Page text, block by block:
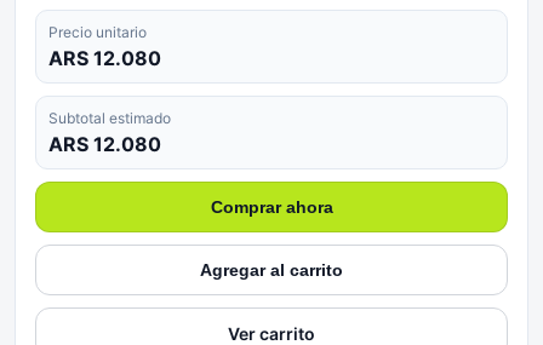
Precio unitario
ARS 12.080
Subtotal estimado
ARS 12.080
Comprar ahora
Agregar al carrito
Ver carrito